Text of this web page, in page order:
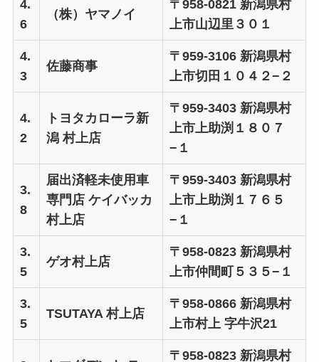
4.
6
（株）ヤマノイ
〒958-0821 新潟県村
上市山辺里３０１
4.
3
佐藤商事
〒959-3106 新潟県村
上市切田１０４２−２
4.
2
トヨタカローラ新
潟 村上店
〒959-3403 新潟県村
上市上助渕１８０７
−１
3.
8
届出済軽未使用車
専門店 ケイバッカ
村上店
〒959-3403 新潟県村
上市上助渕１７６５
−１
3.
5
ゲオ村上店
〒958-0823 新潟県村
上市仲間町５３５−１
3.
5
TSUTAYA 村上店
〒958-0866 新潟県村
上市村上 字牛沢21
〒958-0823 新潟県村